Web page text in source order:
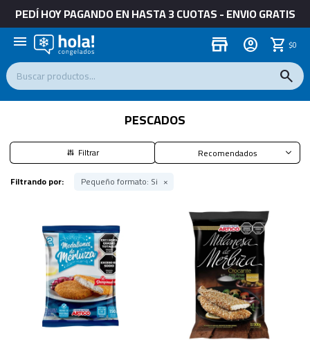
PEDÍ HOY PAGANDO EN HASTA 3 CUOTAS - ENVIO GRATIS
menu store $0
PESCADOS
Recomendados
Filtrando por:
Pequeño formato: Si